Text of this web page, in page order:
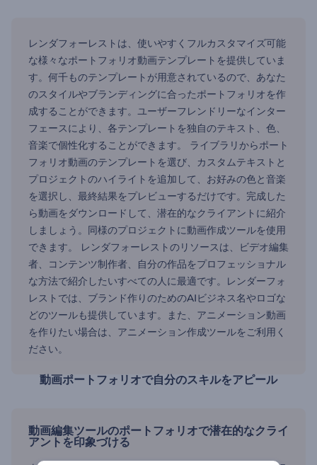
レンダフォーレストは、使いやすくフルカスタマイズ可能
な様々なポートフォリオ動画テンプレートを提供していま
す。何千ものテンプレートが用意されているので、あなた
のスタイルやブランディングに合ったポートフォリオを作
成することができます。ユーザーフレンドリーなインター
フェースにより、各テンプレートを独自のテキスト、色、
音楽で個性化することができます。 ライブラリからポート
フォリオ動画のテンプレートを選び、カスタムテキストと
プロジェクトのハイライトを追加して、お好みの色と音楽
を選択し、最終結果をプレビューするだけです。完成した
ら動画をダウンロードして、潜在的なクライアントに紹介
しましょう。同様のプロジェクトに動画作成ツールを使用
できます。 レンダフォーレストのリソースは、ビデオ編集
者、コンテンツ制作者、自分の作品をプロフェッショナル
な方法で紹介したいすべての人に最適です。レンダーフォ
レストでは、ブランド作りのためのAIビジネス名やロゴな
どのツールも提供しています。また、アニメーション動画
を作りたい場合は、アニメーション作成ツールをご利用く
ださい。
動画ポートフォリオで自分のスキルをアピール
動画編集ツールのポートフォリオで潜在的なクライ
アントを印象づける